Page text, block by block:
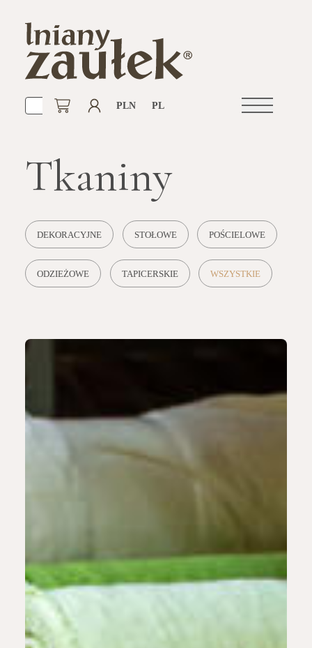
Otwórz
PLN PL
Tkaniny
DEKORACYJNE STOŁOWE POŚCIELOWE
ODZIEŻOWE TAPICERSKIE WSZYSTKIE